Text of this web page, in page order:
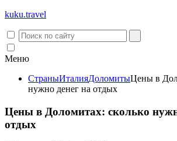
kuku.travel
Меню
СтраныИталияДоломитыЦены в
нужно денег на отдых
Цены в Доломитах: сколько
отдых